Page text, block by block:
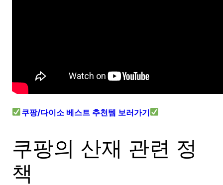
쿠팡/다이소 베스트 추천템 보러가기
쿠팡의 산재 관련 정
책